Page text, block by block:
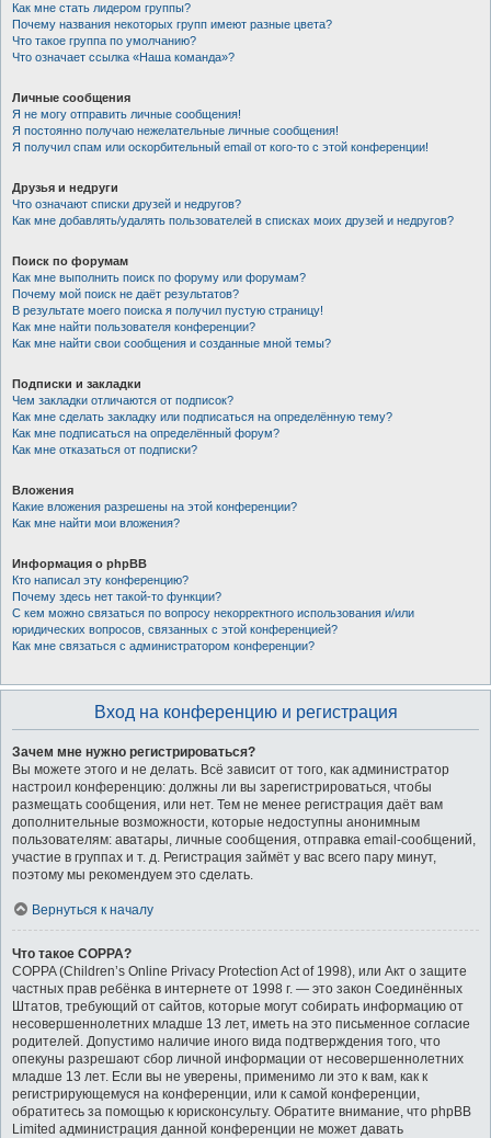
Как мне стать лидером группы?
Почему названия некоторых групп имеют разные цвета?
Что такое группа по умолчанию?
Что означает ссылка «Наша команда»?
Личные сообщения
Я не могу отправить личные сообщения!
Я постоянно получаю нежелательные личные сообщения!
Я получил спам или оскорбительный email от кого-то с этой конференции!
Друзья и недруги
Что означают списки друзей и недругов?
Как мне добавлять/удалять пользователей в списках моих друзей и недругов?
Поиск по форумам
Как мне выполнить поиск по форуму или форумам?
Почему мой поиск не даёт результатов?
В результате моего поиска я получил пустую страницу!
Как мне найти пользователя конференции?
Как мне найти свои сообщения и созданные мной темы?
Подписки и закладки
Чем закладки отличаются от подписок?
Как мне сделать закладку или подписаться на определённую тему?
Как мне подписаться на определённый форум?
Как мне отказаться от подписки?
Вложения
Какие вложения разрешены на этой конференции?
Как мне найти мои вложения?
Информация о phpBB
Кто написал эту конференцию?
Почему здесь нет такой-то функции?
С кем можно связаться по вопросу некорректного использования и/или
юридических вопросов, связанных с этой конференцией?
Как мне связаться с администратором конференции?
Вход на конференцию и регистрация
Зачем мне нужно регистрироваться?
Вы можете этого и не делать. Всё зависит от того, как администратор
настроил конференцию: должны ли вы зарегистрироваться, чтобы
размещать сообщения, или нет. Тем не менее регистрация даёт вам
дополнительные возможности, которые недоступны анонимным
пользователям: аватары, личные сообщения, отправка email-сообщений,
участие в группах и т. д. Регистрация займёт у вас всего пару минут,
поэтому мы рекомендуем это сделать.
Вернуться к началу
Что такое COPPA?
COPPA (Children’s Online Privacy Protection Act of 1998), или Акт о защите
частных прав ребёнка в интернете от 1998 г. — это закон Соединённых
Штатов, требующий от сайтов, которые могут собирать информацию от
несовершеннолетних младше 13 лет, иметь на это письменное согласие
родителей. Допустимо наличие иного вида подтверждения того, что
опекуны разрешают сбор личной информации от несовершеннолетних
младше 13 лет. Если вы не уверены, применимо ли это к вам, как к
регистрирующемуся на конференции, или к самой конференции,
обратитесь за помощью к юрисконсульту. Обратите внимание, что phpBB
Limited администрация данной конференции не может давать